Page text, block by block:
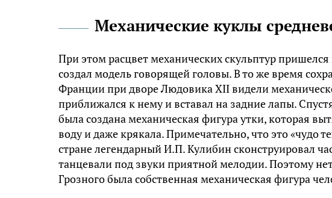
Механические куклы
При этом расцвет механических скульптур
создал модель говорящей головы. В то же время
Франции при дворе Людовика XII видели
приближался к нему и вставал на задние лапы.
была создана механическая фигура утки, которая
воду и даже крякала. Примечательно, что это «чудо
стране легендарный И.П. Кулибин сконструировал
танцевали под звуки приятной мелодии. Поэтому
Грозного была собственная механическая фигура